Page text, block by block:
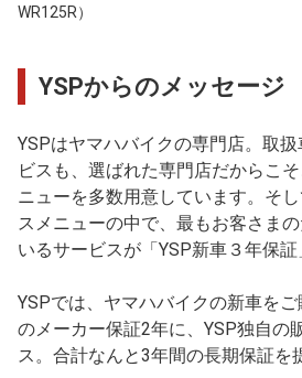
WR125R）
YSPからのメッセージ
YSPはヤマハバイクの専門店。取
ビスも、選ばれた専門店だからこ
ニューを多数用意しています。そ
スメニューの中で、最もお客さま
いるサービスが「YSP新車３年保証
YSPでは、ヤマハバイクの新車を
のメーカー保証2年に、YSP独自の
ス。合計なんと3年間の長期保証を